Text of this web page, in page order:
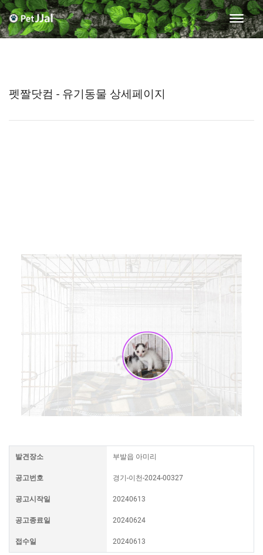
펫짤닷컴 - 유기동물 상세페이지
발견장소 부발읍 아미리
공고번호 경기-이천-2024-00327
공고시작일 20240613
공고종료일 20240624
접수일 20240613